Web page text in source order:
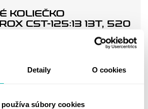
Detaily O cookies
súbory cookies
KOLIEČKO
CST-125:13 13T, 520
životnost řetězové sady až o 10%.
vrátenie